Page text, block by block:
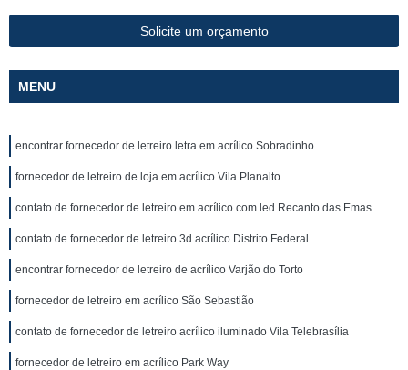
Solicite um orçamento
MENU
encontrar fornecedor de letreiro letra em acrílico Sobradinho
fornecedor de letreiro de loja em acrílico Vila Planalto
contato de fornecedor de letreiro em acrílico com led Recanto das Emas
contato de fornecedor de letreiro 3d acrílico Distrito Federal
encontrar fornecedor de letreiro de acrílico Varjão do Torto
fornecedor de letreiro em acrílico São Sebastião
contato de fornecedor de letreiro acrílico iluminado Vila Telebrasília
fornecedor de letreiro em acrílico Park Way